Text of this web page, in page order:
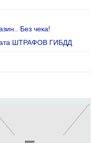
Без чека!
ШТРАФОВ ГИБДД